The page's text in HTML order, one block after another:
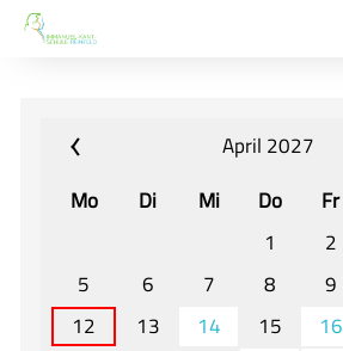
Neu hier?
Für Eltern und Schüler
Veranstaltungen und Termine
Unser Unterricht - Fachcurricula
April 2027
Mo
Di Mi Do Fr
1
2
5
6 7 8 9
12
13 14 15 16